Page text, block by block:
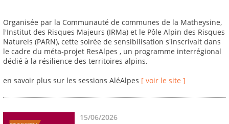
Organisée par la Communauté de communes de la Matheysine,
l'Institut des Risques Majeurs (IRMa) et le Pôle Alpin des Risques
Naturels (PARN), cette soirée de sensibilisation s'inscrivait dans
le cadre du méta-projet ResAlpes , un programme interrégional
dédié à la résilience des territoires alpins.
en savoir plus sur les sessions AléAlpes [ voir le site ]
15/06/2026